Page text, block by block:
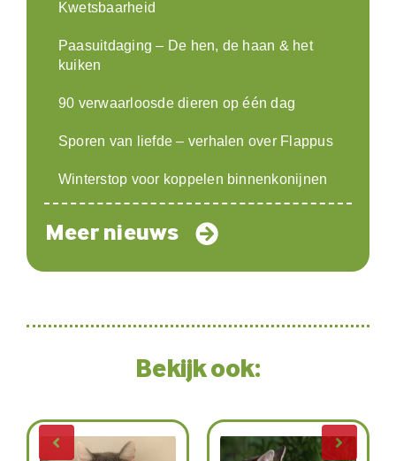
Kwetsbaarheid
Paasuitdaging – De hen, de haan & het
kuiken
90 verwaarloosde dieren op één dag
Sporen van liefde – verhalen over Flappus
Winterstop voor koppelen binnenkonijnen
Meer nieuws
Bekijk ook: